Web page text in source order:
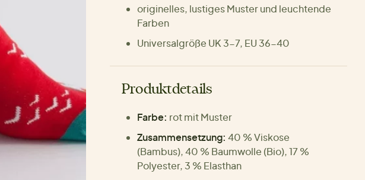
originelles, lustiges Muster und leuchtende
Farben
Universalgröße UK 3-7, EU 36-40
Produktdetails
Farbe: rot mit Muster
Zusammensetzung: 40 % Viskose
(Bambus), 40 % Baumwolle (Bio), 17 %
Polyester, 3 % Elasthan